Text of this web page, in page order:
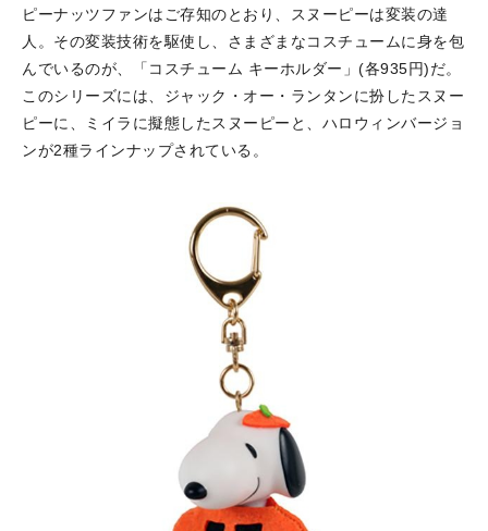
ピーナッツファンはご存知のとおり、スヌーピーは変装の達
人。その変装技術を駆使し、さまざまなコスチュームに身を包
んでいるのが、「コスチューム キーホルダー」(各935円)だ。
このシリーズには、ジャック・オー・ランタンに扮したスヌー
ピーに、ミイラに擬態したスヌーピーと、ハロウィンバージョ
ンが2種ラインナップされている。